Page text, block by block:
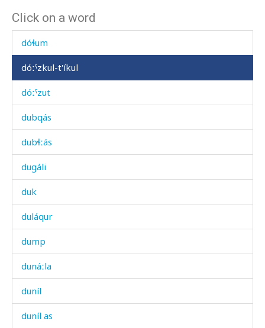
Click on a word
dóšdur
dóɬum
dóːˤzkul-t'íkul
dóːˤzut
dubqás
dubɬːás
dugáli
duk
duláqur
dump
dunáːla
duníl
duníl as